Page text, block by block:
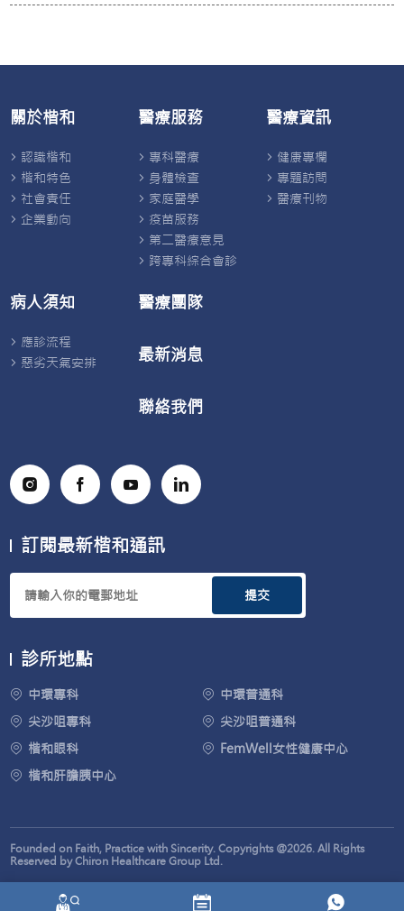
關於楷和
認識楷和
楷和特色
社會責任
企業動向
醫療服務
專科醫療
身體檢查
家庭醫學
疫苗服務
第二醫療意見
跨專科綜合會診
醫療資訊
健康專欄
專題訪問
醫療刊物
病人須知
應診流程
惡劣天氣安排
醫療團隊
最新消息
聯絡我們
訂閱最新楷和通訊
提交
診所地點
中環專科
中環普通科
尖沙咀專科
尖沙咀普通科
楷和眼科
FemWell女性健康中心
楷和肝膽胰中心
Founded on Faith, Practice with Sincerity. Copyrights @2026. All Rights
Reserved by Chiron Healthcare Group Ltd.